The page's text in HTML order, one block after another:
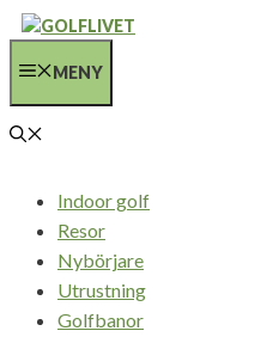
Hoppa
innehållMENY
Indoor golf
Resor
Nybörjare
Utrustning
Golfbanor